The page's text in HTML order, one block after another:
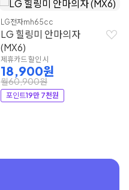
LG전자mh65cc
LG 힐링미 안마의자
(MX6)
제휴카드 할인 시
18,900원
월60,900원
포인트19만 7천원